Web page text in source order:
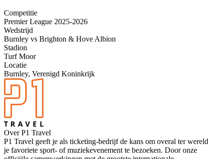
Competitie
Premier League 2025-2026
Wedstrijd
Burnley vs Brighton & Hove Albion
Stadion
Turf Moor
Locatie
Burnley, Verenigd Koninkrijk
Over P1 Travel
P1 Travel geeft je als ticketing-bedrijf de kans om overal ter wereld
je favoriete sport- of muziekevenement te bezoeken. Door onze